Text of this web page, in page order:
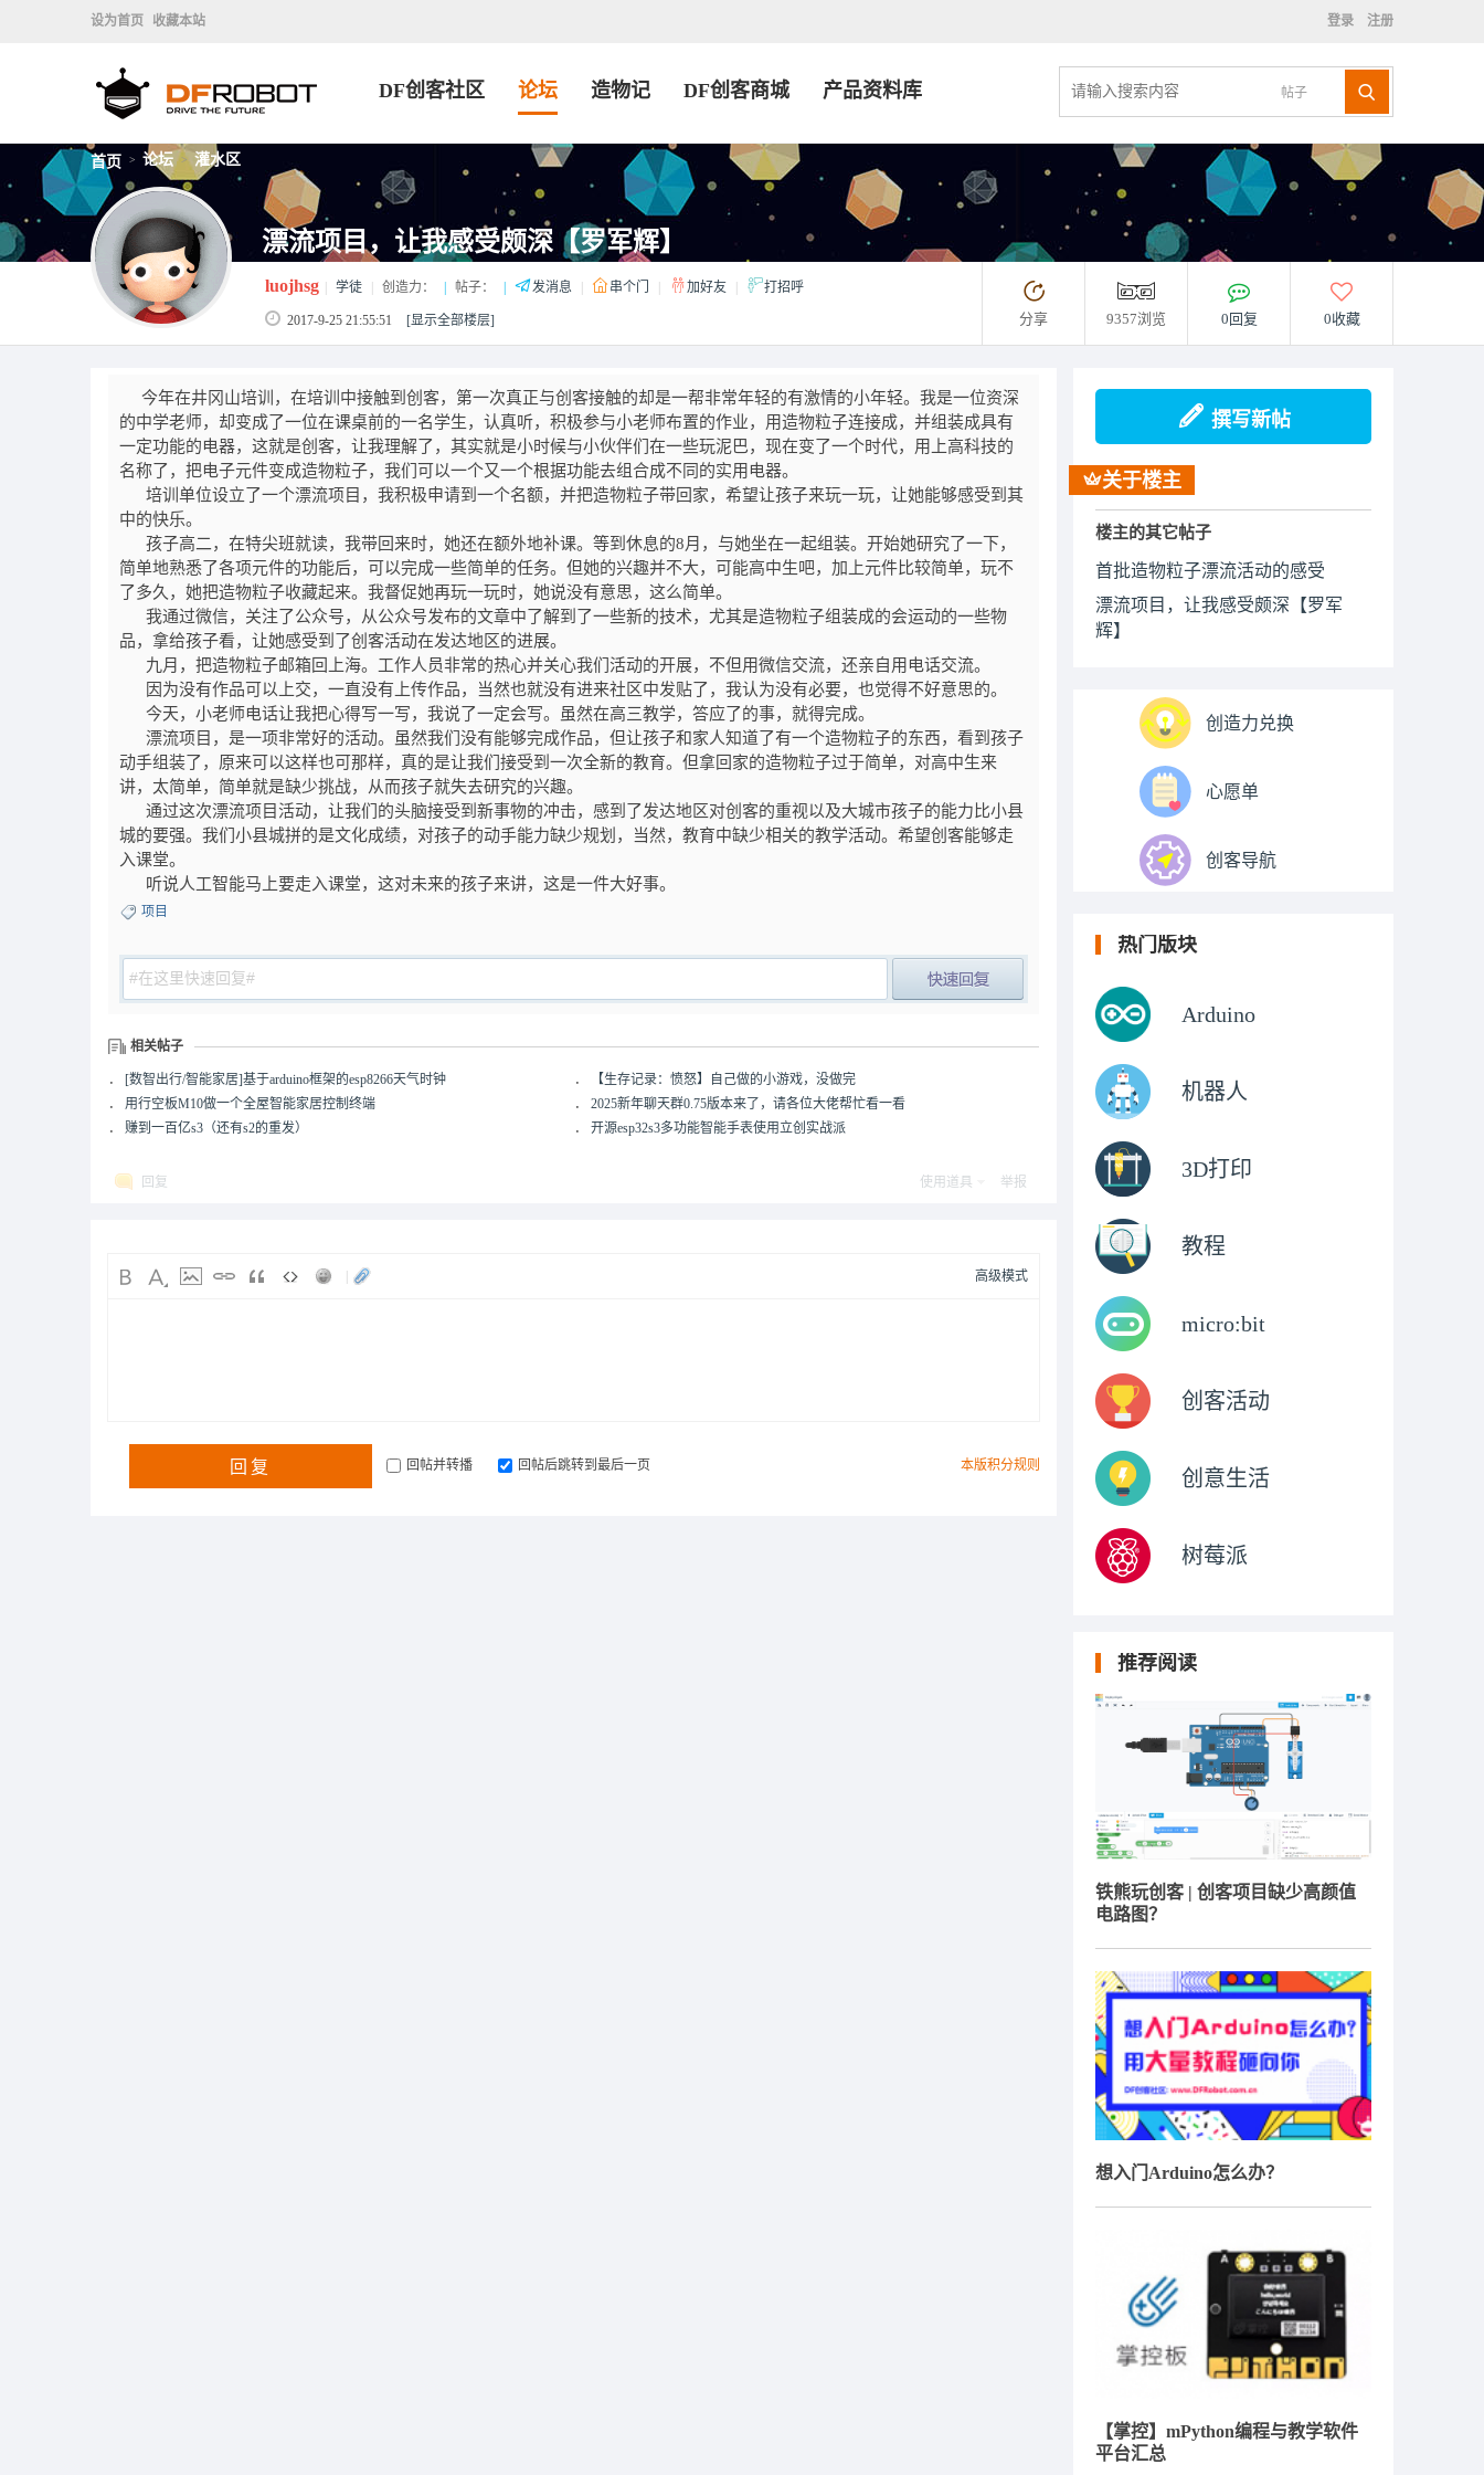
设为首页 收藏本站 登录 注册
帖子
DF创客社区 论坛 造物记 DF创客商城 产品资料库
首页 > 论坛 > 灌水区
漂流项目，让我感受颇深【罗军辉】
luojhsg 学徒 创造力： 帖子： 发消息 串个门 加好友 打招呼
2017-9-25 21:55:51 [显示全部楼层] 分享 9357浏览 0回复 0收藏
今年在井冈山培训，在培训中接触到创客，第一次真正与创客接触的却是一帮非常年轻的有激情的小年轻。我是一位资深
的中学老师，却变成了一位在课桌前的一名学生，认真听，积极参与小老师布置的作业，用造物粒子连接成，并组装成具有
一定功能的电器，这就是创客，让我理解了，其实就是小时候与小伙伴们在一些玩泥巴，现在变了一个时代，用上高科技的
名称了，把电子元件变成造物粒子，我们可以一个又一个根据功能去组合成不同的实用电器。
培训单位设立了一个漂流项目，我积极申请到一个名额，并把造物粒子带回家，希望让孩子来玩一玩，让她能够感受到其
中的快乐。
孩子高二，在特尖班就读，我带回来时，她还在额外地补课。等到休息的8月，与她坐在一起组装。开始她研究了一下，
简单地熟悉了各项元件的功能后，可以完成一些简单的任务。但她的兴趣并不大，可能高中生吧，加上元件比较简单，玩不
了多久，她把造物粒子收藏起来。我督促她再玩一玩时，她说没有意思，这么简单。
我通过微信，关注了公众号，从公众号发布的文章中了解到了一些新的技术，尤其是造物粒子组装成的会运动的一些物
品，拿给孩子看，让她感受到了创客活动在发达地区的进展。
九月，把造物粒子邮箱回上海。工作人员非常的热心并关心我们活动的开展，不但用微信交流，还亲自用电话交流。
因为没有作品可以上交，一直没有上传作品，当然也就没有进来社区中发贴了，我认为没有必要，也觉得不好意思的。
今天，小老师电话让我把心得写一写，我说了一定会写。虽然在高三教学，答应了的事，就得完成。
漂流项目，是一项非常好的活动。虽然我们没有能够完成作品，但让孩子和家人知道了有一个造物粒子的东西，看到孩子
动手组装了，原来可以这样也可那样，真的是让我们接受到一次全新的教育。但拿回家的造物粒子过于简单，对高中生来
讲，太简单，简单就是缺少挑战，从而孩子就失去研究的兴趣。
通过这次漂流项目活动，让我们的头脑接受到新事物的冲击，感到了发达地区对创客的重视以及大城市孩子的能力比小县
城的要强。我们小县城拼的是文化成绩，对孩子的动手能力缺少规划，当然，教育中缺少相关的教学活动。希望创客能够走
入课堂。
听说人工智能马上要走入课堂，这对未来的孩子来讲，这是一件大好事。
项目
相关帖子
． [数智出行/智能家居]基于arduino框架的esp8266天气时钟 ．
【生存记录：愤怒】自己做的小游戏，没做完
． 用行空板M10做一个全屋智能家居控制终端 ． 2025新年聊天群0.75版本来了，请各位大佬帮忙看一看
． 赚到一百亿s3（还有s2的重发） ． 开源esp32s3多功能智能手表使用立创实战派
回复 使用道具 举报
高级模式
本版积分规则
回复 回帖并转播 回帖后跳转到最后一页
撰写新帖
关于楼主
楼主的其它帖子
首批造物粒子漂流活动的感受
漂流项目，让我感受颇深【罗军
辉】
创造力兑换
心愿单
创客导航
热门版块
Arduino
机器人
3D打印
教程
micro:bit
创客活动
创意生活
树莓派
推荐阅读
铁熊玩创客 | 创客项目缺少高颜值
电路图？
想入门Arduino怎么办？
【掌控】mPython编程与教学软件
平台汇总